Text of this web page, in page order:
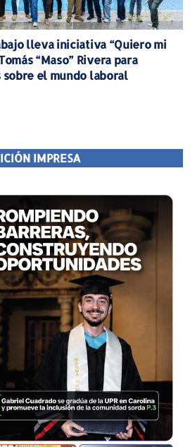
lleva iniciativa “Quiero mi
“Maso” Rivera para
el mundo laboral
IMPRESA